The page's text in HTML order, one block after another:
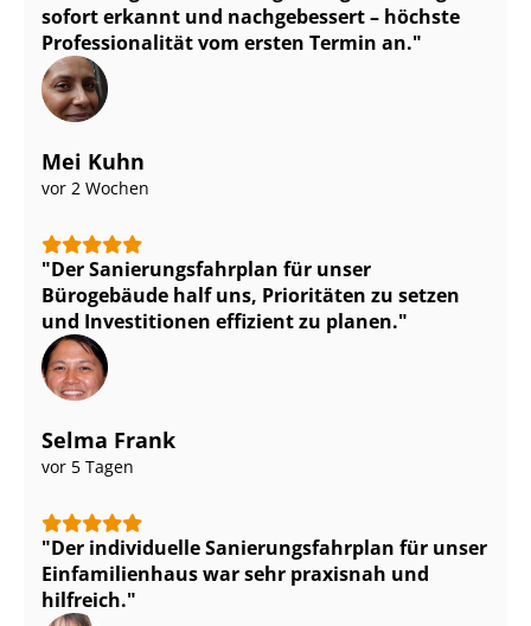
sofort erkannt und nachgebessert – höchste
Pro­fes­sio­na­li­tät vom ersten Termin an.
Mei Kuhn
vor 2 Wochen
Der Sa­nie­rungs­fahr­plan für unser
Bürogebäude half uns, Prioritäten zu setzen
und Investitionen effizient zu planen.
Selma Frank
vor 5 Tagen
Der individuelle Sa­nie­rungs­fahr­plan für unser
Einfamilienhaus war sehr praxisnah und
hilfreich.